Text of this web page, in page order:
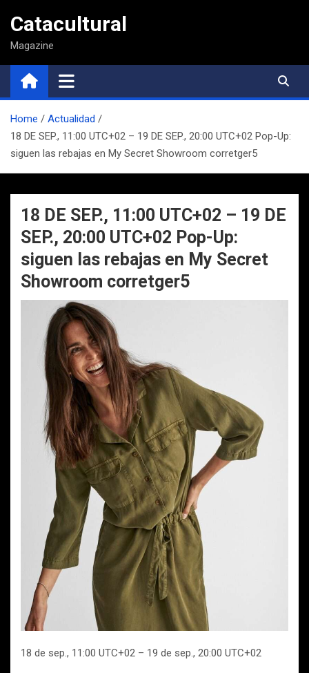
contenido
Catacultural
Magazine
Home
Actualidad
18 DE SEP., 11:00 UTC+02 – 19 DE SEP., 20:00 UTC+02 Pop-Up:
siguen las rebajas en My Secret Showroom corretger5
18 DE SEP., 11:00 UTC+02 – 19 DE
SEP., 20:00 UTC+02 Pop-Up:
siguen las rebajas en My Secret
Showroom corretger5
18 de sep., 11:00 UTC+02 – 19 de sep., 20:00 UTC+02